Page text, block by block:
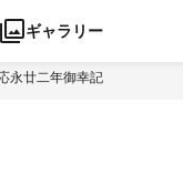
ギャラリー
永廿二年御幸記